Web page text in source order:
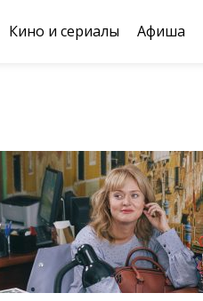
Кино и сериалы Афиша